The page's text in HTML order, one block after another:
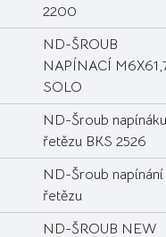
2200
ND-ŠROUB
NAPÍNACÍ
SOLO
ND-Šroub napínáku
řetězu BKS 2526
ND-Šroub napínání
řetězu
ND-ŠROUB NEW